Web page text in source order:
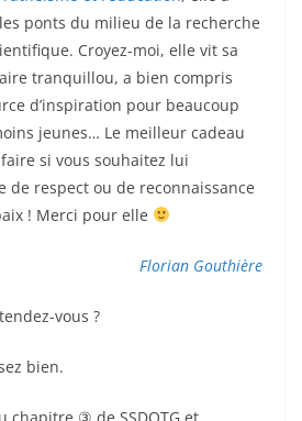
ponts du milieu de la recherche
Croyez-moi, elle vit sa
tranquillou, a bien compris
d’inspiration pour beaucoup
jeunes… Le meilleur cadeau
si vous souhaitez lui
de respect ou de reconnaissance
! Merci pour elle
Florian Gouthière
vous ?
bien.